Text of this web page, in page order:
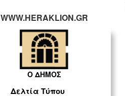
WWW.HERAKLION.GR
Ο ΔΗΜΟΣ
Δελτία Τύπου